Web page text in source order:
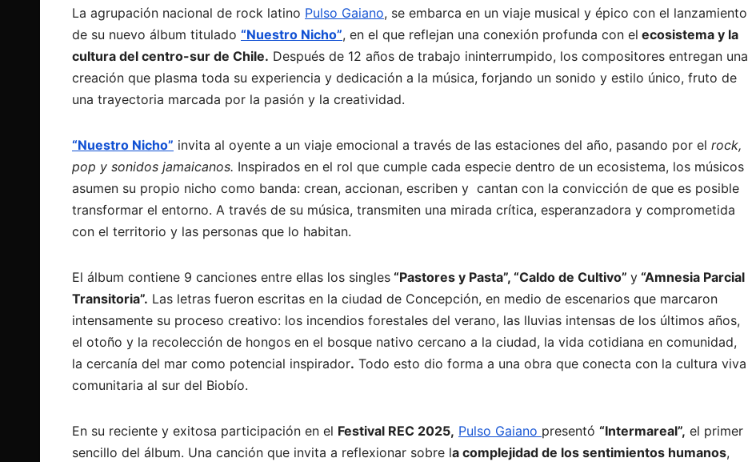
La agrupación nacional de rock latino Pulso Gaiano, se embarca en un viaje musical y épico con el lanzamiento
de su nuevo álbum titulado “Nuestro Nicho”, en el que reflejan una conexión profunda con el ecosistema y la
cultura del centro-sur de Chile. Después de 12 años de trabajo ininterrumpido, los compositores entregan una
creación que plasma toda su experiencia y dedicación a la música, forjando un sonido y estilo único, fruto de
una trayectoria marcada por la pasión y la creatividad.
“Nuestro Nicho” invita al oyente a un viaje emocional a través de las estaciones del año, pasando por el rock,
pop y sonidos jamaicanos. Inspirados en el rol que cumple cada especie dentro de un ecosistema, los músicos
asumen su propio nicho como banda: crean, accionan, escriben y cantan con la convicción de que es posible
transformar el entorno. A través de su música, transmiten una mirada crítica, esperanzadora y comprometida
con el territorio y las personas que lo habitan.
El álbum contiene 9 canciones entre ellas los singles “Pastores y Pasta”, “Caldo de Cultivo” y “Amnesia Parcial
Transitoria”. Las letras fueron escritas en la ciudad de Concepción, en medio de escenarios que marcaron
intensamente su proceso creativo: los incendios forestales del verano, las lluvias intensas de los últimos años,
el otoño y la recolección de hongos en el bosque nativo cercano a la ciudad, la vida cotidiana en comunidad,
la cercanía del mar como potencial inspirador. Todo esto dio forma a una obra que conecta con la cultura viva
comunitaria al sur del Biobío.
En su reciente y exitosa participación en el Festival REC 2025, Pulso Gaiano presentó “Intermareal”, el primer
sencillo del álbum. Una canción que invita a reflexionar sobre la complejidad de los sentimientos humanos,